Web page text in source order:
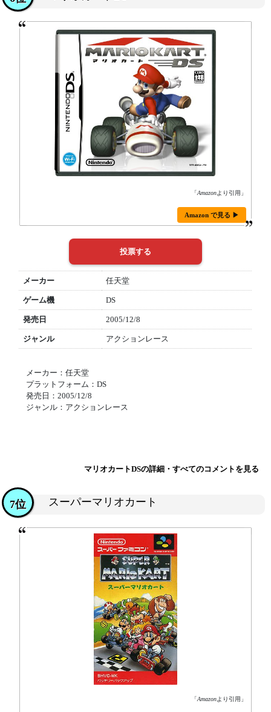
「Amazonより引用」
Amazon で見る ▶
メーカー 任天堂
ゲーム機 DS
発売日 2005/12/8
ジャンル アクションレース
メーカー：任天堂
プラットフォーム：DS
発売日：2005/12/8
ジャンル：アクションレース
マリオカートDSの詳細・すべてのコメントを見る
スーパーマリオカート
7位
「Amazonより引用」